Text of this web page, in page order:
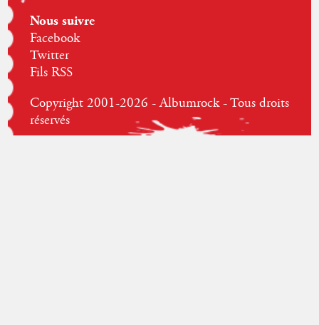
Nous suivre
Facebook
Twitter
Fils RSS
Copyright 2001-2026 - Albumrock - Tous droits
réservés